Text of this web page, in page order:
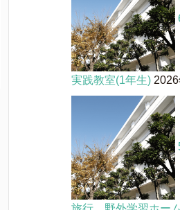
実践教室(1年生)